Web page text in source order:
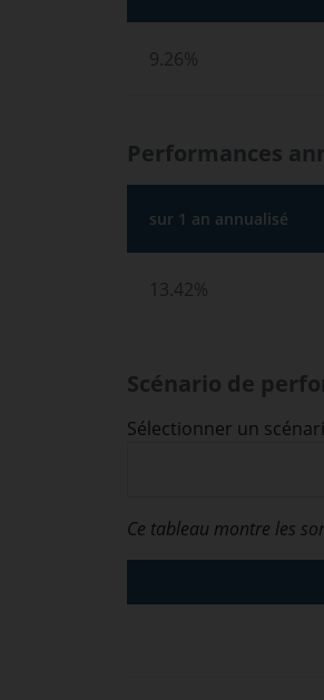
9.26%
Performances
sur 1 an annualisé
13.42%
Scénario de
Sélectionner un
Ce tableau montre les